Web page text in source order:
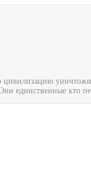
единственные кто